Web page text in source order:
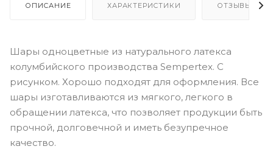
ОПИСАНИЕ ХАРАКТЕРИСТИКИ ОТЗЫВЫ
Шары одноцветные из натурального латекса
колумбийского производства Sempertex. С
рисунком. Хорошо подходят для оформления. Все
шары изготавливаются из мягкого, легкого в
обращении латекса, что позволяет продукции быть
прочной, долговечной и иметь безупречное
качество.